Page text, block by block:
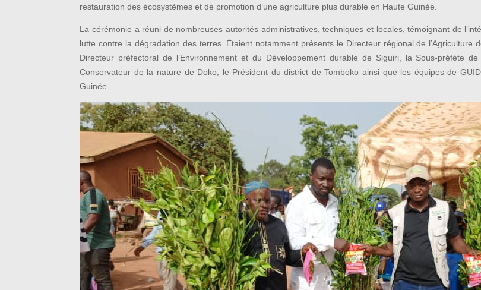
restauration des écosystèmes et de promotion d’une agriculture plus durable en Haute Guinée.
La cérémonie a réuni de nombreuses autorités administratives, techniques et locales, témoignant de
lutte contre la dégradation des terres. Étaient notamment présents le Directeur régional de l’Agriculture
Directeur préfectoral de l’Environnement et du Développement durable de Siguiri, la Sous-préfète
Conservateur de la nature de Doko, le Président du district de Tomboko ainsi que les équipes de
Guinée.